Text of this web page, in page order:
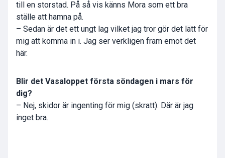
till en storstad. På så vis känns Mora som ett bra
ställe att hamna på.
– Sedan är det ett ungt lag vilket jag tror gör det lätt för
mig att komma in i. Jag ser verkligen fram emot det
här.
Blir det Vasaloppet första söndagen i mars för
dig?
– Nej, skidor är ingenting för mig (skratt). Där är jag
inget bra.